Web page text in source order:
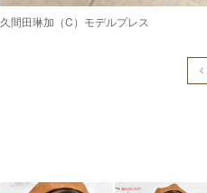
久間田琳加（C）モデルプレス